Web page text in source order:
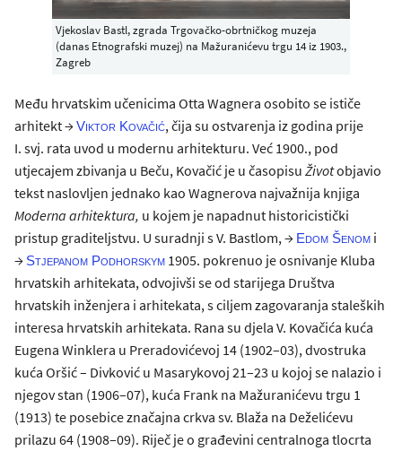
Vjekoslav Bastl, zgrada Trgovačko-obrtničkog muzeja
(danas Etnografski muzej) na Mažuranićevu trgu 14 iz 1903.,
Zagreb
Među hrvatskim učenicima Otta Wagnera osobito se ističe
arhitekt →Viktor Kovačić, čija su ostvarenja iz godina prije
I. svj. rata uvod u modernu arhitekturu. Već 1900., pod
utjecajem zbivanja u Beču, Kovačić je u časopisu Životobjavio
tekst naslovljen jednako kao Wagnerova najvažnija knjiga
Moderna arhitektura, u kojem je napadnut historicistički
pristup graditeljstvu. U suradnji s V. Bastlom, → Edom Šenom i
→ Stjepanom Podhorskym 1905. pokrenuo je osnivanje Kluba
hrvatskih arhitekata, odvojivši se od starijega Društva
hrvatskih inženjera i arhitekata, s ciljem zagovaranja staleških
interesa hrvatskih arhitekata. Rana su djela V. Kovačića kuća
Eugena Winklera u Preradovićevoj 14 (1902–03), dvostruka
kuća Oršić – Divković u Masarykovoj 21–23 u kojoj se nalazio i
njegov stan (1906–07), kuća Frank na Mažuranićevu trgu 1
(1913) te posebice značajna crkva sv. Blaža na Deželićevu
prilazu 64 (1908–09). Riječ je o građevini centralnoga tlocrta